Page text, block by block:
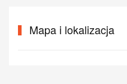
Mapa i lokalizacja